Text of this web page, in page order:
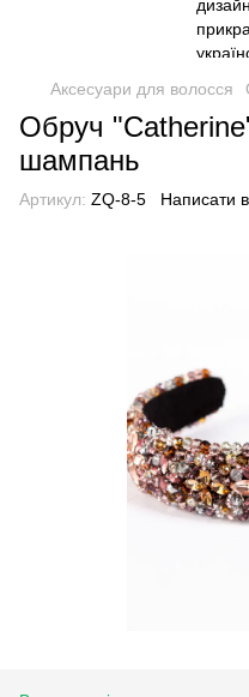
Аксесуари для волосся
Обруч
шампань
Артикул: ZQ-8-5 Написати